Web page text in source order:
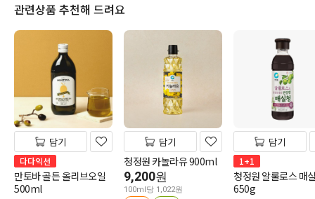
관련상품 추천해 드려요
담기
다다익선
만토바 골든 올리브오일
500ml
담기
청정원 카놀라유 900ml
9,200원
100ml당 1,022원
담기
1+1
청정원 알룰로스 매
650g